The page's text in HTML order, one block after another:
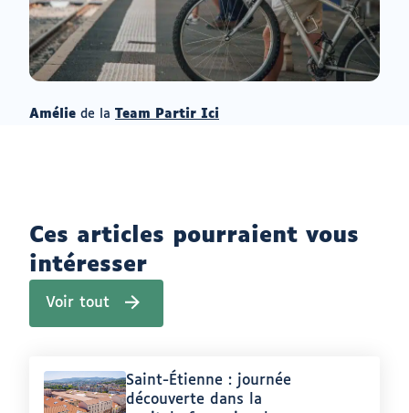
Amélie de la Team Partir Ici
Ces articles pourraient vous
intéresser
Voir tout
(
a
i
c
l
Article
:
Saint-Étienne : journée
découverte dans la